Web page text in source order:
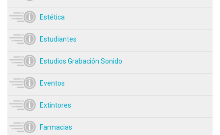
Estética
Estudiantes
Estudios Grabación Sonido
Eventos
Extintores
Farmacias